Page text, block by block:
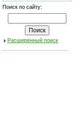
Поиск по сайту:
Расширенный поиск